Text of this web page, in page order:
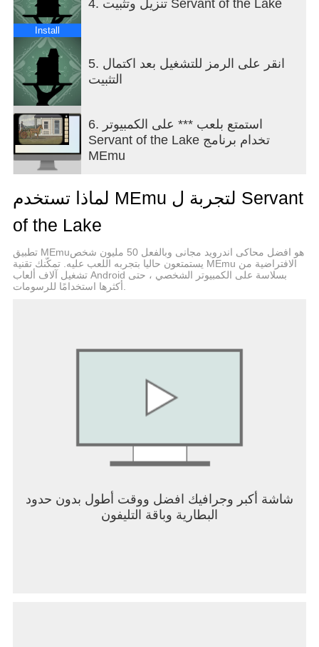
experiments and cleaning up the aftermath.
▪ Unravel a dark narrative – Live through events set
decades before Rusty Lake: Roots! As the servant
of the Vanderboom estate, you can explore each
room of The House while making sure the family is
looked after. Do you think you can survive the
weekend?
▪ Immersive soundtrack – Haunting melodies
composed and performed by Victor Butzelaar to
your daily, usual and unusual tasks.
Install
4. تنزيل وتثبيت Servant of the Lake
5. انقر على الرمز للتشغيل بعد اكتمال
التثبيت
6. استمتع بلعب *** على الكمبيوتر
Servant of the Lake تخدام برنامج
MEmu
لماذا تستخدم MEmu لتجربة ل Servant
of the Lake
تطبيق MEmuهو افضل محاكى اندرويد مجانى وبالفعل 50 مليون شخص
يستمتعون حاليا بتجربه اللعب عليه. تمكّنك تقنية MEmu الافتراضية من
تشغيل آلاف ألعاب Android بسلاسة على الكمبيوتر الشخصي ، حتى
شاشة أكبر وجرافيك افضل ووقت أطول بدون حدود
البطارية وباقة التليفون